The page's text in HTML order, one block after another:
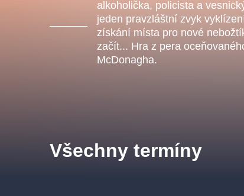
alkoholička, policista a
jeden pravzláštní zvyk
získání místa pro nové
začít... Hra z pera
McDonagha.
Všechny termíny
Agentura 44, s.r.o.